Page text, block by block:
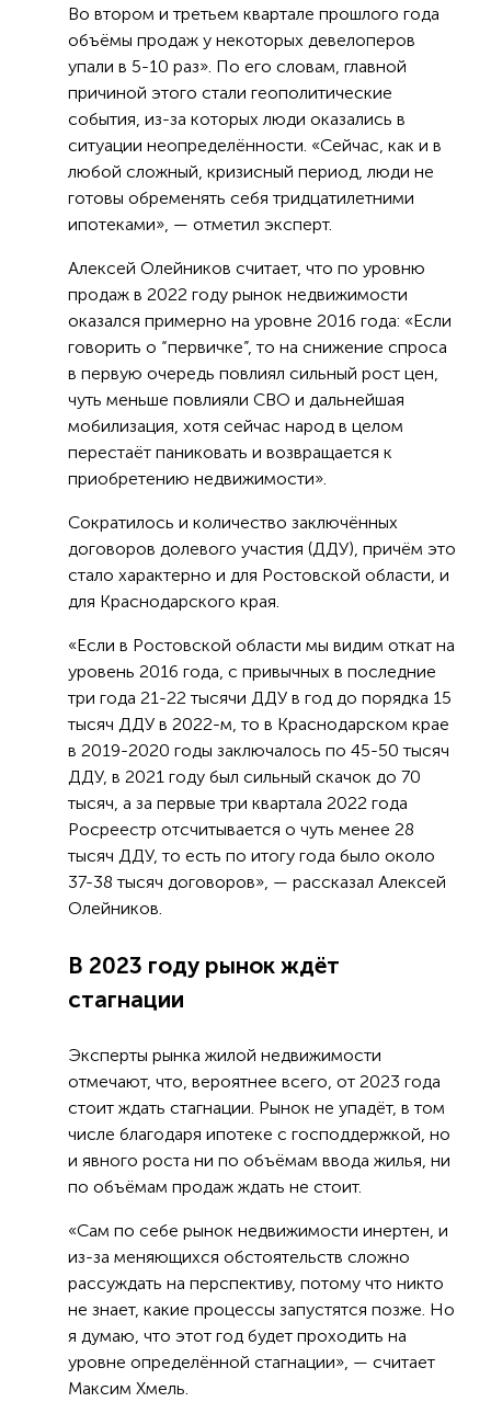
Во втором и третьем квартале прошлого года
объёмы продаж у некоторых девелоперов
упали в 5-10 раз». По его словам, главной
причиной этого стали геополитические
события, из-за которых люди оказались в
ситуации неопределённости. «Сейчас, как и в
любой сложный, кризисный период, люди не
готовы обременять себя тридцатилетними
ипотеками», — отметил эксперт.
Алексей Олейников считает, что по уровню
продаж в 2022 году рынок недвижимости
оказался примерно на уровне 2016 года: «Если
говорить о “первичке”, то на снижение спроса
в первую очередь повлиял сильный рост цен,
чуть меньше повлияли СВО и дальнейшая
мобилизация, хотя сейчас народ в целом
перестаёт паниковать и возвращается к
приобретению недвижимости».
Сократилось и количество заключённых
договоров долевого участия (ДДУ), причём это
стало характерно и для Ростовской области, и
для Краснодарского края.
«Если в Ростовской области мы видим откат на
уровень 2016 года, с привычных в последние
три года 21-22 тысячи ДДУ в год до порядка 15
тысяч ДДУ в 2022-м, то в Краснодарском крае
в 2019-2020 годы заключалось по 45-50 тысяч
ДДУ, в 2021 году был сильный скачок до 70
тысяч, а за первые три квартала 2022 года
Росреестр отсчитывается о чуть менее 28
тысяч ДДУ, то есть по итогу года было около
37-38 тысяч договоров», — рассказал Алексей
Олейников.
В 2023 году рынок ждёт
стагнации
Эксперты рынка жилой недвижимости
отмечают, что, вероятнее всего, от 2023 года
стоит ждать стагнации. Рынок не упадёт, в том
числе благодаря ипотеке с господдержкой, но
и явного роста ни по объёмам ввода жилья, ни
по объёмам продаж ждать не стоит.
«Сам по себе рынок недвижимости инертен, и
из-за меняющихся обстоятельств сложно
рассуждать на перспективу, потому что никто
не знает, какие процессы запустятся позже. Но
я думаю, что этот год будет проходить на
уровне определённой стагнации», — считает
Максим Хмель.